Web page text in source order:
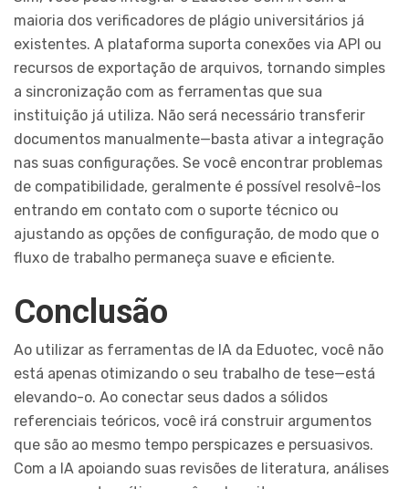
maioria dos verificadores de plágio universitários já
existentes. A plataforma suporta conexões via API ou
recursos de exportação de arquivos, tornando simples
a sincronização com as ferramentas que sua
instituição já utiliza. Não será necessário transferir
documentos manualmente—basta ativar a integração
nas suas configurações. Se você encontrar problemas
de compatibilidade, geralmente é possível resolvê-los
entrando em contato com o suporte técnico ou
ajustando as opções de configuração, de modo que o
fluxo de trabalho permaneça suave e eficiente.
Conclusão
Ao utilizar as ferramentas de IA da Eduotec, você não
está apenas otimizando o seu trabalho de tese—está
elevando-o. Ao conectar seus dados a sólidos
referenciais teóricos, você irá construir argumentos
que são ao mesmo tempo perspicazes e persuasivos.
Com a IA apoiando suas revisões de literatura, análises